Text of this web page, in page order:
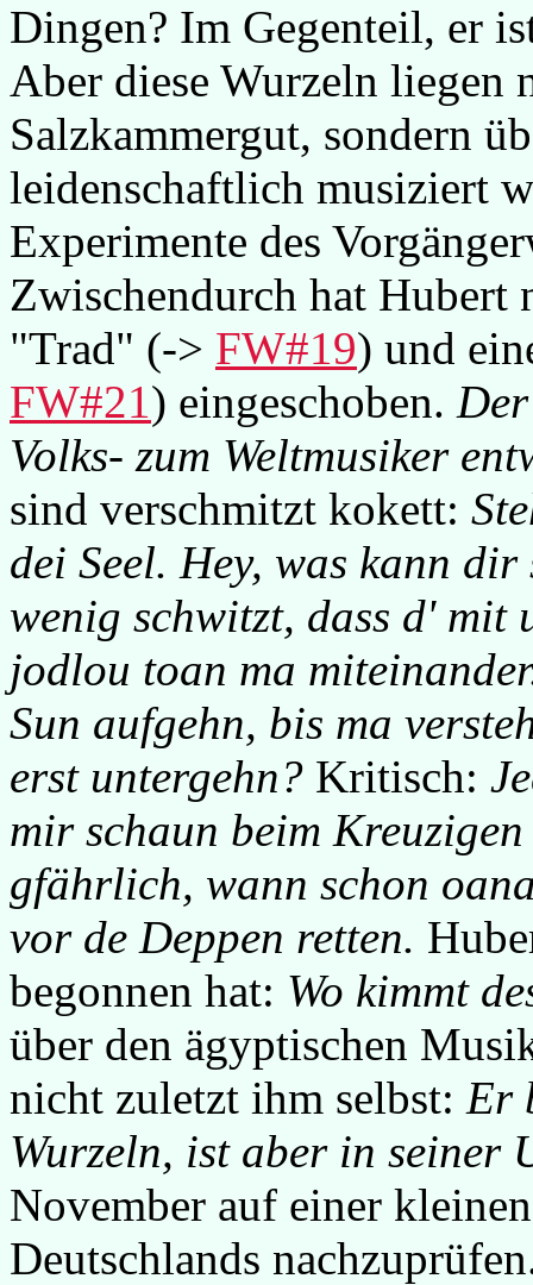
Dingen? Im Gegenteil, er
Aber diese Wurzeln liegen
Salzkammergut, sondern
leidenschaftlich musiziert
Experimente des
Zwischendurch hat
"Trad" (-> FW#19) und
FW#21) eingeschoben.
Volks- zum Weltmusiker
sind verschmitzt kokett:
dei Seel. Hey, was kann
wenig schwitzt, dass d'
jodlou toan ma
Sun aufgehn, bis ma
erst untergehn? Kritisch:
mir schaun beim
gfährlich, wann schon
vor de Deppen retten.
begonnen hat: Wo kimmt
über den ägyptischen
nicht zuletzt ihm selbst: Er
Wurzeln, ist aber in seiner
November auf einer
Deutschlands